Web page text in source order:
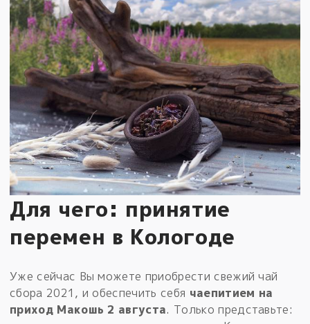
Для чего: принятие
перемен в Кологоде
Уже сейчас Вы можете приобрести свежий чай
сбора 2021, и обеспечить себя чаепитием на
приход Макошь 2 августа. Только представьте: